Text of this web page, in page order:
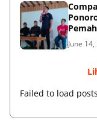
June
Failed to load